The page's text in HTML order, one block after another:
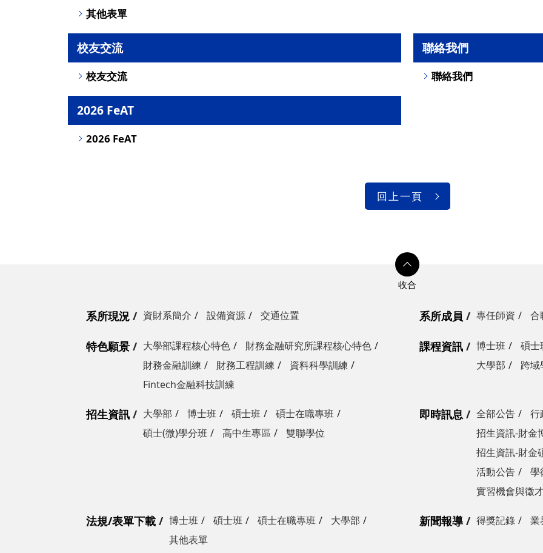
其他表單
校友交流
校友交流
聯絡我們
聯絡我們
2026 FeAT
2026 FeAT
回上一頁
系所現況 資財系簡介 設備資源 交通位置 系所成員 專任師資 合
特色願景 大學部課程核心特色
財務金融研究所課程核心特色
財務金融訓練
財務工程訓練
資料科學訓練
Fintech金融科技訓練
課程資訊 博士班
碩士
大學部
跨域
招生資訊 大學部 博士班 碩士班
碩士在職專班
碩士(微)學分班
高中生專區 雙聯學位
即時訊息 全部公告
行
招生資訊-財金
招生資訊-財金
活動公告
學
實習機會與徵
法規/表單下載 博士班 碩士班 碩士在職專班
大學部
其他表單
新聞報導 得獎記錄 業